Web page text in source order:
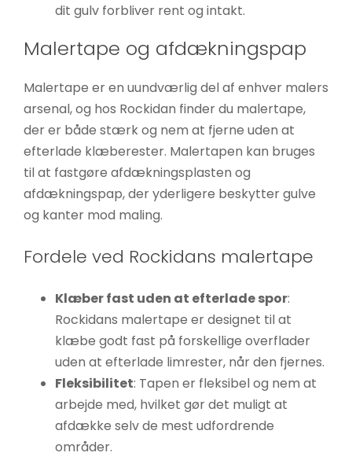
dit gulv forbliver rent og intakt.
Malertape og afdækningspap
Malertape er en uundværlig del af enhver malers
arsenal, og hos Rockidan finder du malertape,
der er både stærk og nem at fjerne uden at
efterlade klæberester. Malertapen kan bruges
til at fastgøre afdækningsplasten og
afdækningspap, der yderligere beskytter gulve
og kanter mod maling.
Fordele ved Rockidans malertape
Klæber fast uden at efterlade spor:
Rockidans malertape er designet til at
klæbe godt fast på forskellige overflader
uden at efterlade limrester, når den fjernes.
Fleksibilitet: Tapen er fleksibel og nem at
arbejde med, hvilket gør det muligt at
afdække selv de mest udfordrende
områder.